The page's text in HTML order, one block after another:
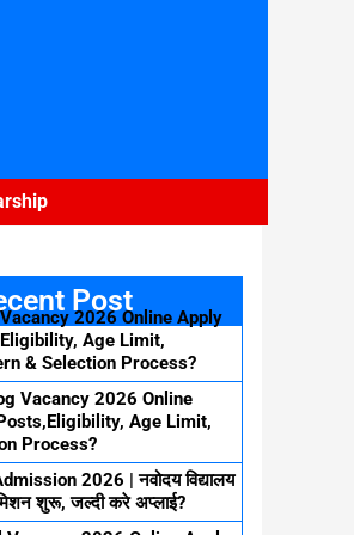
Post
2026 Online Apply
Age Limit,
& Selection Process?
Vacancy 2026 Online
Age Limit,
Process?
2026 | नवोदय विद्यालय
शुरू, जल्दी करे अप्लाई?